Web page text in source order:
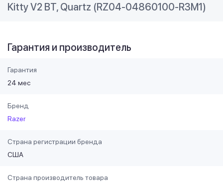
Kitty V2 BT, Quartz (RZ04-04860100-R3M1)
Гарантия и производитель
Гарантия
24 мес
Бренд
Razer
Страна регистрации бренда
США
Страна производитель товара